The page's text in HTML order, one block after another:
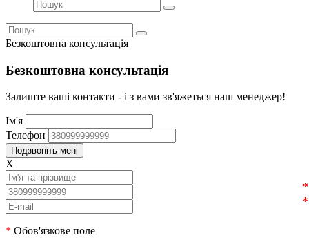
Безкоштовна консультація
Безкоштовна консультація
Залиште ваші контакти - і з вами зв'яжеться наш менеджер!
Ім'я
Телефон
X
* Обов'язкове поле